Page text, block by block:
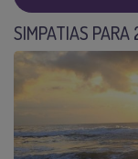
SIMPATIAS PARA